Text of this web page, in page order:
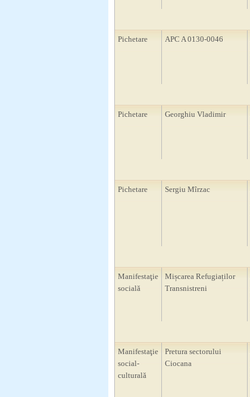
Pichetare APC A 0130-0046
Pichetare Georghiu Vladimir
Pichetare Sergiu Mîrzac
Manifestaţie
socială
Mișcarea Refugiaților
Transnistreni
Manifestaţie
social-
culturală
Pretura sectorului
Ciocana